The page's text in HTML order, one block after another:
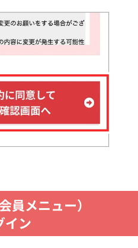
員メニュー）
イン